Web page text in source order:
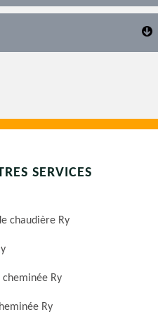
SERVICES
chaudière Ry
Ry
Ry